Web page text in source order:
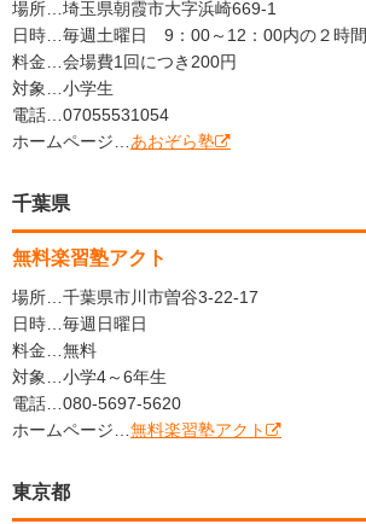
場所…埼玉県朝霞市大字浜崎669-1
日時…毎週土曜日 9：00～12：00内の２時間
料金…会場費1回につき200円
対象…小学生
電話…07055531054
ホームページ… あおぞら塾
千葉県
無料楽習塾アクト
場所…千葉県市川市曽谷3-22-17
日時…毎週日曜日
料金…無料
対象…小学4～6年生
電話…080-5697-5620
ホームページ… 無料楽習塾アクト
東京都